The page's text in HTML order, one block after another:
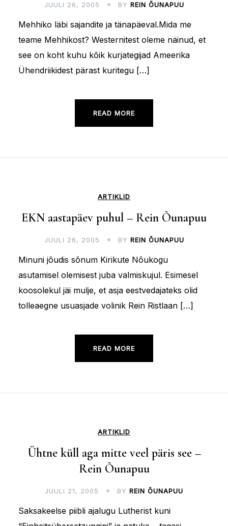
JUULI 26, 2005 BY REIN ÕUNAPUU
Mehhiko läbi sajandite ja tänapäeval.Mida me
teame Mehhikost? Westernitest oleme näinud, et
see on koht kuhu kõik kurjategijad Ameerika
Ühendriikidest pärast kuritegu […]
READ MORE
ARTIKLID
EKN aastapäev puhul – Rein Õunapuu
JUULI 26, 2005 BY REIN ÕUNAPUU
Minuni jõudis sõnum Kirikute Nõukogu
asutamisel olemisest juba valmiskujul. Esimesel
koosolekul jäi mulje, et asja eestvedajateks olid
tolleaegne usuasjade volinik Rein Ristlaan […]
READ MORE
ARTIKLID
Ühtne küll aga mitte veel päris see –
Rein Õunapuu
JUULI 21, 2005 BY REIN ÕUNAPUU
Saksakeelse piibli ajalugu Lutherist kuni